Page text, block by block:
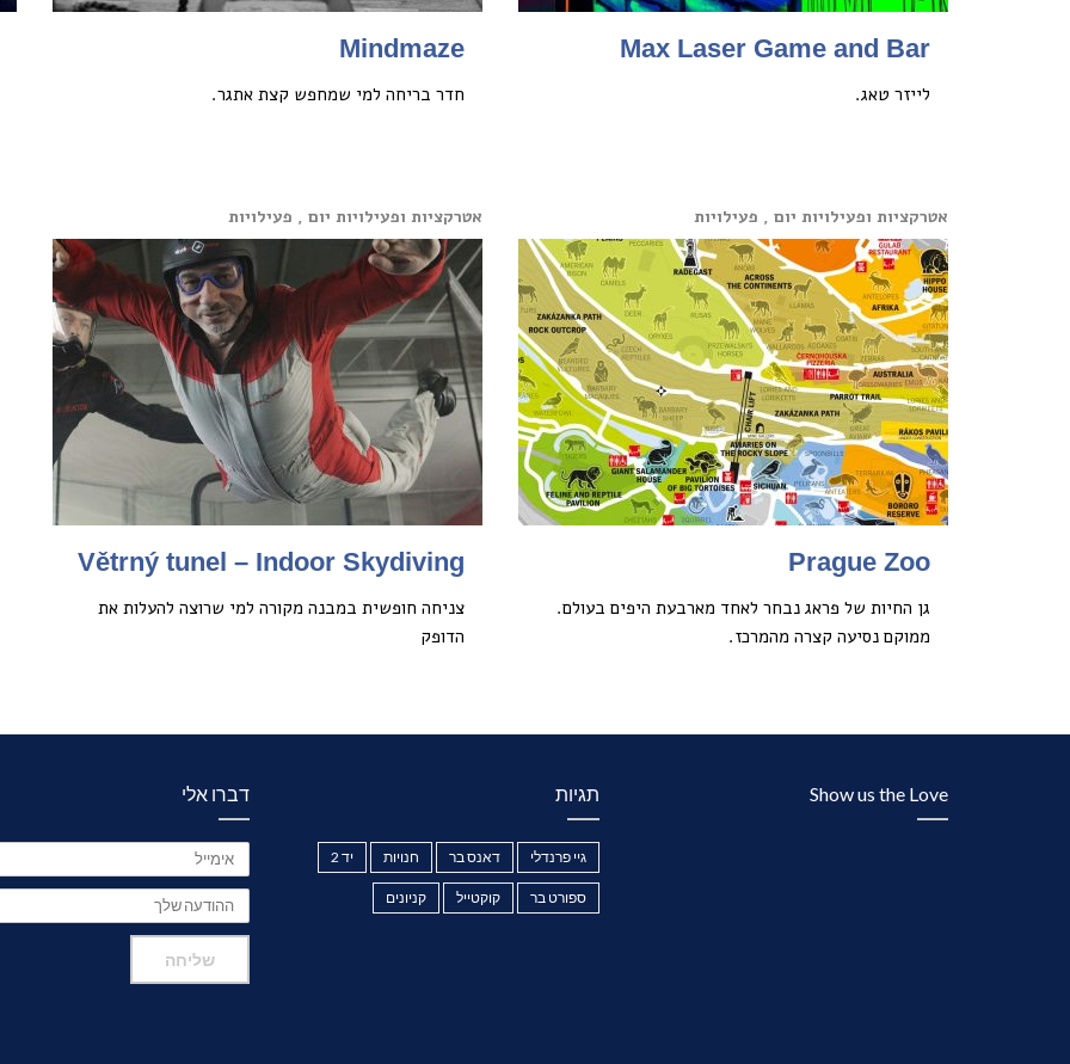
Max Laser Game and Bar
לייזר טאג.
Mindmaze
חדר בריחה למי שמחפש קצת אתגר.
אטרקציות ופעילויות יום , פעילויות
Prague Zoo
גן החיות של פראג נבחר לאחד מארבעת היפים בעולם.
ממוקם נסיעה קצרה מהמרכז.
אטרקציות ופעילויות יום , פעילויות
Větrný tunel – Indoor Skydiving
צניחה חופשית במבנה מקורה למי שרוצה להעלות את
הדופק
Show us the Love תגיות
גיי פרנדלי דאנס בר חנויות יד 2
ספורט בר קוקטייל קניונים
דברו אלי
שליחה